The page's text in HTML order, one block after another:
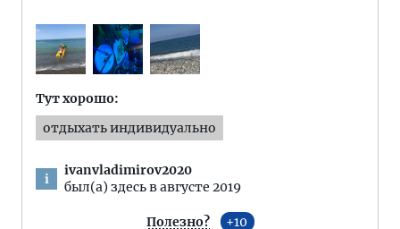
Тут хорошо:
отдыхать индивидуально
i
ivanvladimirov2020
был(а) здесь в августе 2019
Полезно? 10